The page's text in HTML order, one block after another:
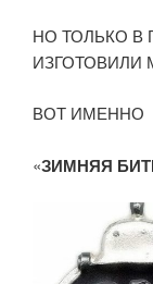
НО ТОЛЬКО В
ИЗГОТОВИЛИ
ВОТ ИМЕННО
«ЗИМНЯЯ